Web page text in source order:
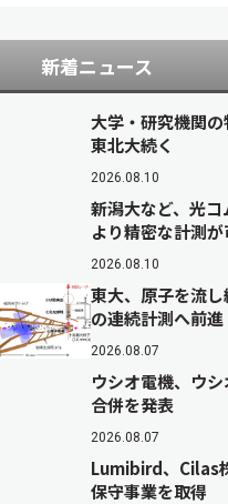
新着ニュース
大学・研究機関
東北大続く
2026.08.10
新潟大など、光
より精密な計測が
2026.08.10
東大、原子を流
の連続計測へ前進
2026.08.07
ウシオ電機、ウ
合併を発表
2026.08.07
Lumibird、Cilas
保守事業を取得